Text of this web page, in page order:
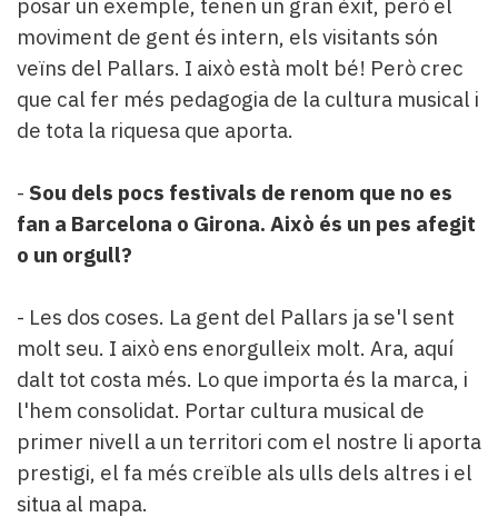
posar un exemple, tenen un gran èxit, però el
moviment de gent és intern, els visitants són
veïns del Pallars. I això està molt bé! Però crec
que cal fer més pedagogia de la cultura musical i
de tota la riquesa que aporta.
- Sou dels pocs festivals de renom que no es
fan a Barcelona o Girona. Això és un pes afegit
o un orgull?
- Les dos coses. La gent del Pallars ja se'l sent
molt seu. I això ens enorgulleix molt. Ara, aquí
dalt tot costa més. Lo que importa és la marca, i
l'hem consolidat. Portar cultura musical de
primer nivell a un territori com el nostre li aporta
prestigi, el fa més creïble als ulls dels altres i el
situa al mapa.